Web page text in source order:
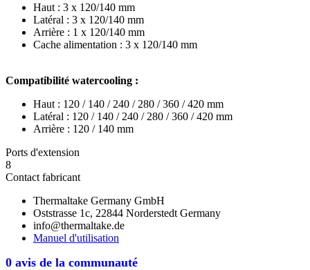
0 avis de la communauté
Haut : 3 x 120/140 mm
Latéral : 3 x 120/140 mm
Arrière : 1 x 120/140 mm
Cache alimentation : 3 x 120/140 mm
Compatibilité watercooling :
Haut : 120 / 140 / 240 / 280 / 360 / 420 mm
Latéral : 120 / 140 / 240 / 280 / 360 / 420 mm
Arrière : 120 / 140 mm
Ports d'extension
8
Contact fabricant
Thermaltake Germany GmbH
Oststrasse 1c, 22844 Norderstedt Germany
info@thermaltake.de
Manuel d'utilisation